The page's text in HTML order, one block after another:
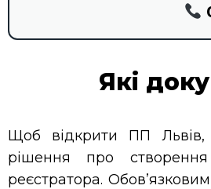
Які
Щоб відкрити ПП Львів,
рішення про
реєстратора.